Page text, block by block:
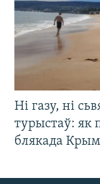
Ні газу, ні
турыстаў: як
блякада